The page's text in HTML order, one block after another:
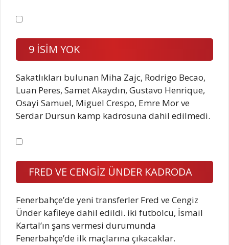
9 İSİM YOK
Sakatlıkları bulunan Miha Zajc, Rodrigo Becao,
Luan Peres, Samet Akaydın, Gustavo Henrique,
Osayi Samuel, Miguel Crespo, Emre Mor ve
Serdar Dursun kamp kadrosuna dahil edilmedi.
FRED VE CENGİZ ÜNDER KADRODA
Fenerbahçe’de yeni transferler Fred ve Cengiz
Ünder kafileye dahil edildi. iki futbolcu, İsmail
Kartal’ın şans vermesi durumunda
Fenerbahçe’de ilk maçlarına çıkacaklar.